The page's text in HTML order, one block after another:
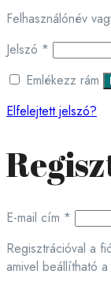
Felhasználónév
Jelszó * Kötelező
Emlékezz rám
Elfelejtett jelszó?
E-mail cím *
Regisztrációval a
amivel beállítható